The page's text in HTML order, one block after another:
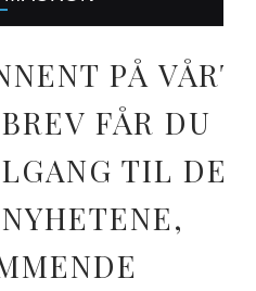
PÅ VÅRT
FÅR DU
TIL DE